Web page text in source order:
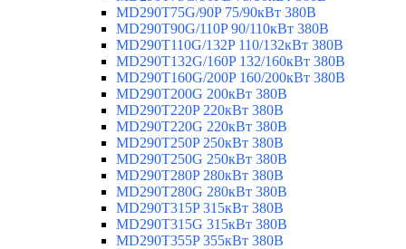
MD290T75G/90P 75/90кВт 380В
MD290T90G/110P 90/110кВт 380В
MD290T110G/132P 110/132кВт 380В
MD290T132G/160P 132/160кВт 380В
MD290T160G/200P 160/200кВт 380В
MD290T200G 200кВт 380В
MD290T220P 220кВт 380В
MD290T220G 220кВт 380В
MD290T250P 250кВт 380В
MD290T250G 250кВт 380В
MD290T280P 280кВт 380В
MD290T280G 280кВт 380В
MD290T315P 315кВт 380В
MD290T315G 315кВт 380В
MD290T355P 355кВт 380В